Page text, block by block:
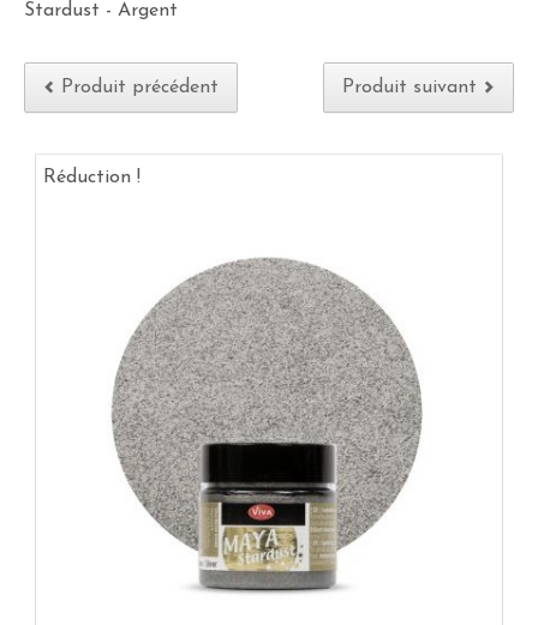
Stardust - Argent
Produit précédent Produit suivant
Réduction !